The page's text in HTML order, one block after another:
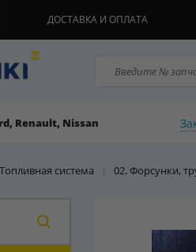
ДОСТАВКА И ОПЛАТА
Renault, Nissan
система | 02. Форсунки,